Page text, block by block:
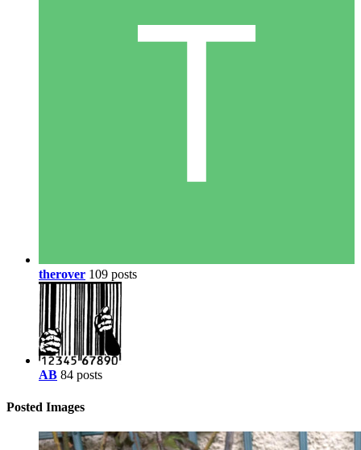
therover 109 posts
AB 84 posts
Posted Images